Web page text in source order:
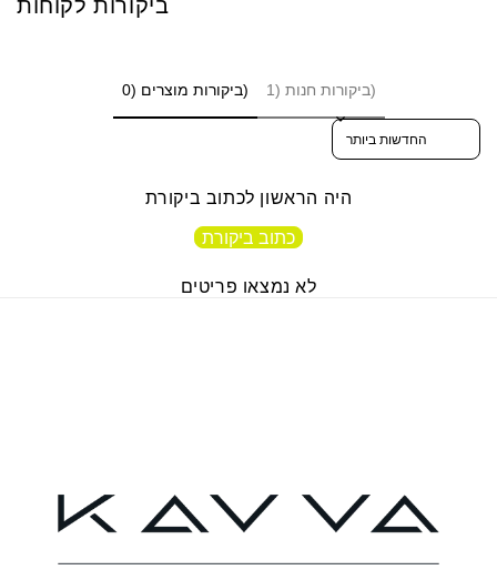
ביקורות לקוחות
ביקורות מוצרים (0) ביקורות חנות (1)
Sort reviews by
היה הראשון לכתוב ביקורת
כתוב ביקורת
לא נמצאו פריטים